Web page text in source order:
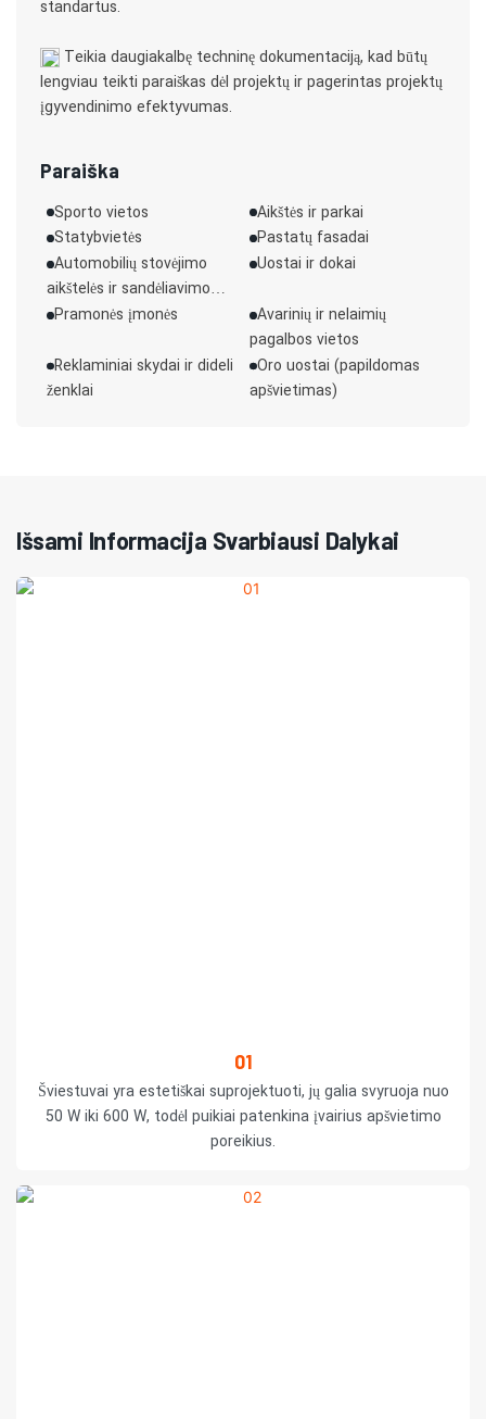
standartus.
Teikia daugiakalbę techninę dokumentaciją, kad būtų
lengviau teikti paraiškas dėl projektų ir pagerintas projektų
įgyvendinimo efektyvumas.
Paraiška
Sporto vietos
Aikštės ir parkai
Statybvietės
Pastatų fasadai
Automobilių stovėjimo
aikštelės ir sandėliavimo
zonos
Uostai ir dokai
Pramonės įmonės
Avarinių ir nelaimių
pagalbos vietos
Reklaminiai skydai ir dideli
ženklai
Oro uostai (papildomas
apšvietimas)
Išsami Informacija Svarbiausi Dalykai
01
Šviestuvai yra estetiškai suprojektuoti, jų galia svyruoja nuo
50 W iki 600 W, todėl puikiai patenkina įvairius apšvietimo
poreikius.